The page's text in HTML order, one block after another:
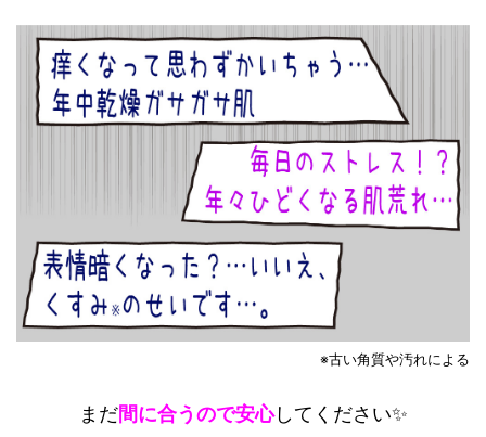
※古い角質や汚れによる
まだ間に合うので安心してください✨